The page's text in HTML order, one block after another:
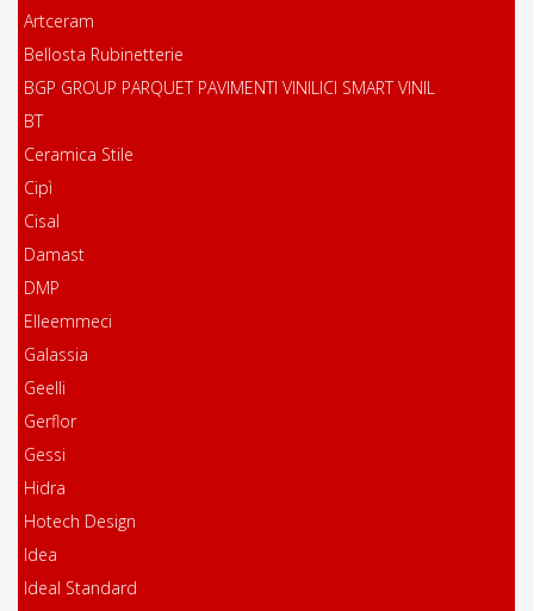
Artceram
Bellosta Rubinetterie
BGP GROUP PARQUET PAVIMENTI VINILICI SMART VINIL
BT
Ceramica Stile
Cipì
Cisal
Damast
DMP
Elleemmeci
Galassia
Geelli
Gerflor
Gessi
Hidra
Hotech Design
Idea
Ideal Standard